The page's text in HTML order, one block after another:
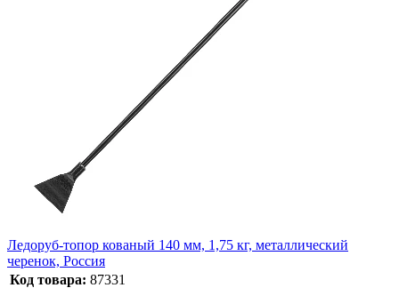
Ледоруб-топор кованый 140 мм, 1,75 кг, металлический
черенок, Россия
Код товара: 87331